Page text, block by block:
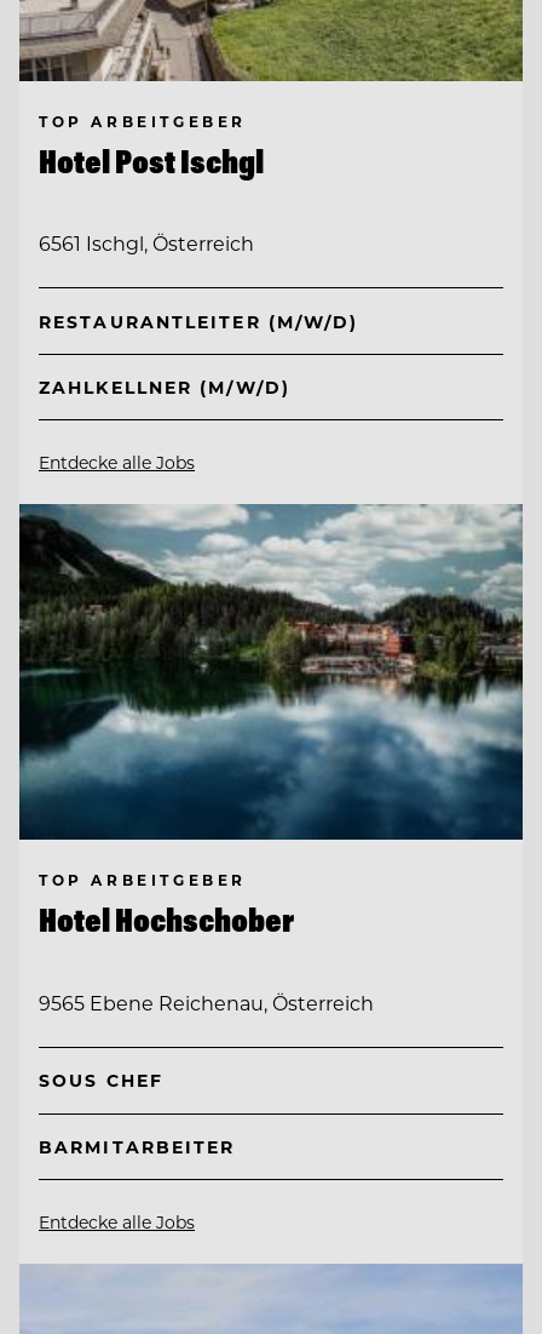
TOP ARBEITGEBER
Hotel Post Ischgl
6561 Ischgl, Österreich
RESTAURANTLEITER (M/W/D)
ZAHLKELLNER (M/W/D)
Entdecke alle Jobs
TOP ARBEITGEBER
Hotel Hochschober
9565 Ebene Reichenau, Österreich
SOUS CHEF
BARMITARBEITER
Entdecke alle Jobs